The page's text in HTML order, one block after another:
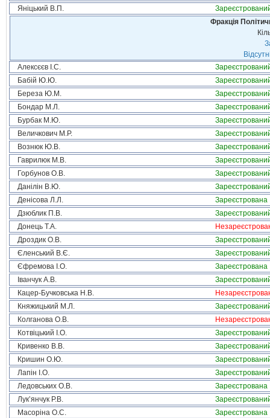
Яніцький В.П.
Фракція
Алексєєв І.С.
Бабій Ю.Ю.
Береза Ю.М.
Бондар М.Л.
Бурбак М.Ю.
Величкович М.Р.
Вознюк Ю.В.
Гаврилюк М.В.
Горбунов О.В.
Данілін В.Ю.
Денісова Л.Л.
Зареєстрована
Дзюблик П.В.
Донець Т.А.
Дроздик О.В.
Єленський В.Є.
Єфремова І.О.
Зареєстрована
Іванчук А.В.
Кацер-Бучковська Н.В.
Княжицький М.Л.
Колганова О.В.
Котвіцький І.О.
Кривенко В.В.
Кришин О.Ю.
Лапін І.О.
Ледовських О.В.
Зареєстрована
Лук’янчук Р.В.
Масоріна О.С.
Зареєстрована